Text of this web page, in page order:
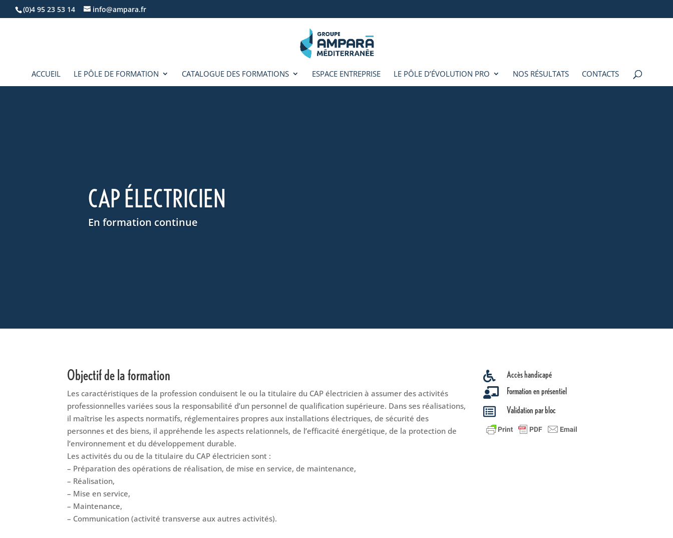
(0)4 95 23 53 14 info@ampara.fr
ACCUEIL LE PÔLE DE FORMATION CATALOGUE DES FORMATIONS ESPACE ENTREPRISE LE PÔLE D’ÉVOLUTION PRO NOS RÉSULTATS CONTACTS
CAP ÉLECTRICIEN
En formation continue
Objectif de la formation
Les caractéristiques de la profession conduisent le ou la titulaire du CAP électricien à assumer des activités
professionnelles variées sous la responsabilité d’un personnel de qualification supérieure. Dans ses réalisations,
il maîtrise les aspects normatifs, réglementaires propres aux installations électriques, de sécurité des
personnes et des biens, il appréhende les aspects relationnels, de l’efficacité énergétique, de la protection de
l’environnement et du développement durable.
Les activités du ou de la titulaire du CAP électricien sont :
– Préparation des opérations de réalisation, de mise en service, de maintenance,
– Réalisation,
– Mise en service,
– Maintenance,
– Communication (activité transverse aux autres activités).
 Accès handicapé
 Formation en présentiel
 Validation par bloc